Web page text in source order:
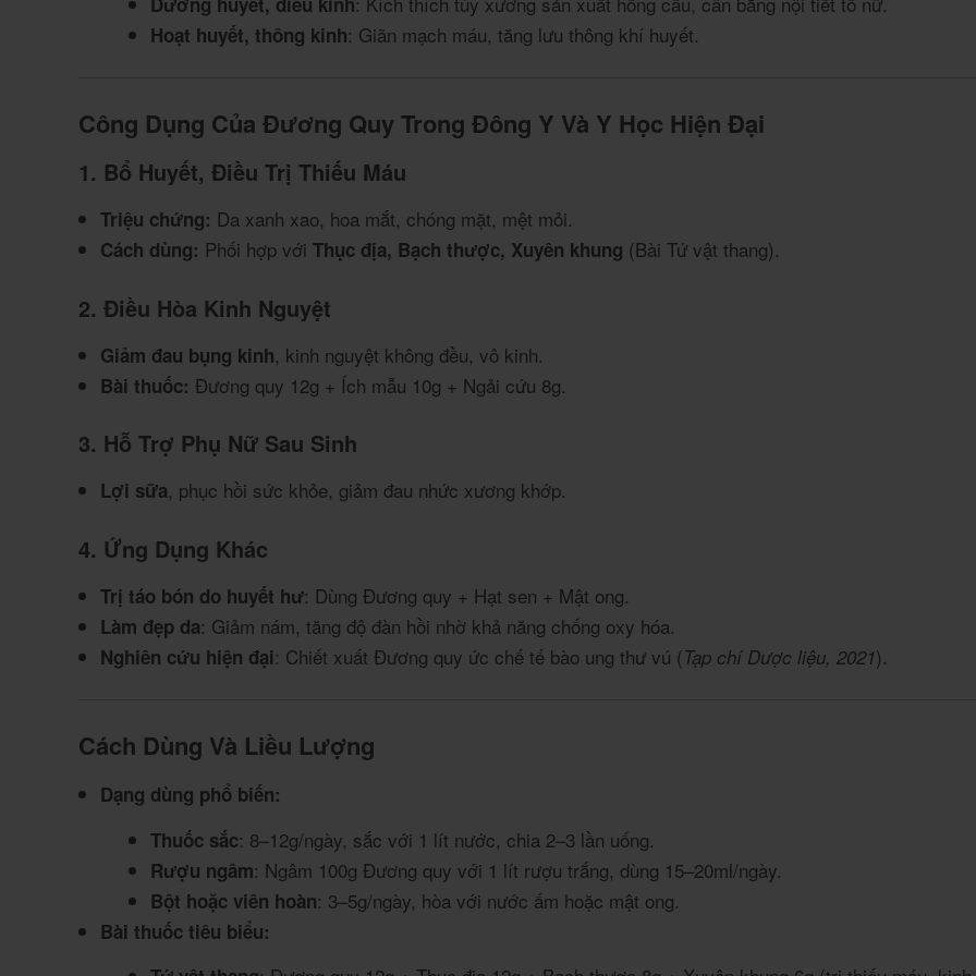
Hoạt huyết, thông kinh: Giãn mạch máu, tăng lưu thông khí huyết.
Công Dụng Của Đương Quy Trong Đông Y Và Y Học Hiện Đại
1. Bổ Huyết, Điều Trị Thiếu Máu
Triệu chứng: Da xanh xao, hoa mắt, chóng mặt, mệt mỏi.
Cách dùng: Phối hợp với Thục địa, Bạch thược, Xuyên khung (Bài Tứ vật thang).
2. Điều Hòa Kinh Nguyệt
Giảm đau bụng kinh, kinh nguyệt không đều, vô kinh.
Bài thuốc: Đương quy 12g + Ích mẫu 10g + Ngải cứu 8g.
3. Hỗ Trợ Phụ Nữ Sau Sinh
Lợi sữa, phục hồi sức khỏe, giảm đau nhức xương khớp.
4. Ứng Dụng Khác
Trị táo bón do huyết hư: Dùng Đương quy + Hạt sen + Mật ong.
Làm đẹp da: Giảm nám, tăng độ đàn hồi nhờ khả năng chống oxy hóa.
Nghiên cứu hiện đại: Chiết xuất Đương quy ức chế tế bào ung thư vú (Tạp chí Dược liệu, 2021).
Cách Dùng Và Liều Lượng
Dạng dùng phổ biến:
Thuốc sắc: 8–12g/ngày, sắc với 1 lít nước, chia 2–3 lần uống.
Rượu ngâm: Ngâm 100g Đương quy với 1 lít rượu trắng, dùng 15–20ml/ngày.
Bột hoặc viên hoàn: 3–5g/ngày, hòa với nước ấm hoặc mật ong.
Bài thuốc tiêu biểu: